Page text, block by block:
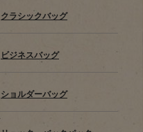
クラシックバッグ
ビジネスバッグ
ショルダーバッグ